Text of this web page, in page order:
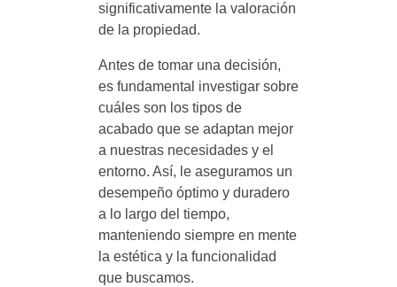
significativamente la valoración
de la propiedad.
Antes de tomar una decisión,
es fundamental investigar sobre
cuáles son los tipos de
acabado que se adaptan mejor
a nuestras necesidades y el
entorno. Así, le aseguramos un
desempeño óptimo y duradero
a lo largo del tiempo,
manteniendo siempre en mente
la estética y la funcionalidad
que buscamos.